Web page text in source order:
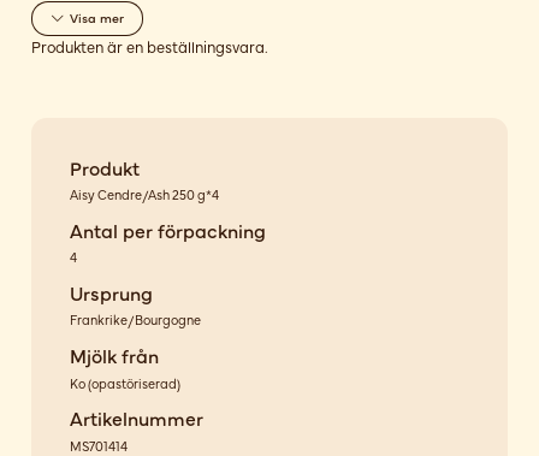
Visamer
Produkten är en beställningsvara.
Produkt
Aisy Cendre/Ash 250 g*4
Antal per förpackning
4
Ursprung
Frankrike/Bourgogne
Mjölk från
Ko(opastöriserad)
Artikelnummer
MS701414